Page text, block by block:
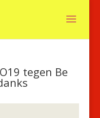
tegen Be